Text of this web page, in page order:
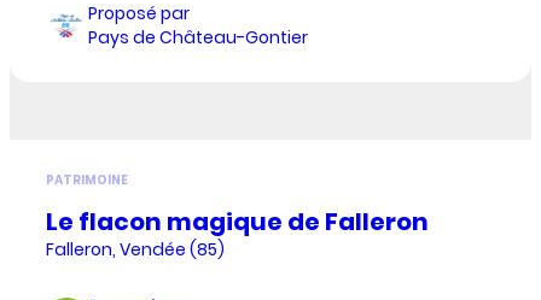
Proposé par
Pays de Château-Gontier
PATRIMOINE
Le flacon magique de Falleron
Falleron, Vendée (85)